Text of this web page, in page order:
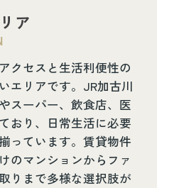
ア
クセスと生活利便性の
エリアです。JR加古川
スーパー、飲食店、医
おり、日常生活に必要
っています。賃貸物件
のマンションからファ
りまで多様な選択肢が